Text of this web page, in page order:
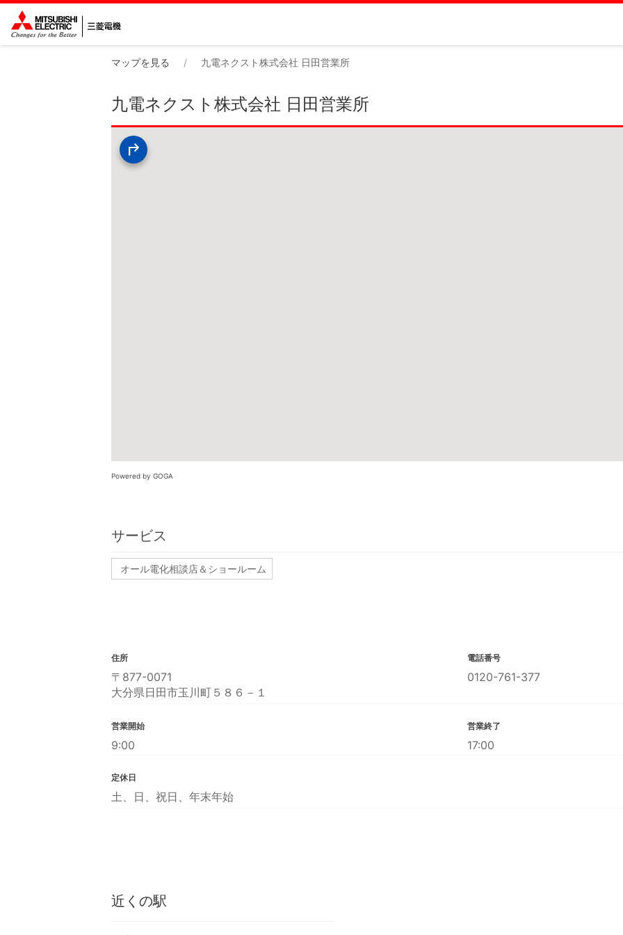
マップを見る 九電ネクスト株式会社 日田営業所
九電ネクスト株式会社 日田営業所
Powered by GOGA
サービス
オール電化相談店＆ショールーム
住所
〒877-0071
大分県日田市玉川町５８６－１
電話番号
0120-761-377
営業開始
9:00
営業終了
17:00
定休日
土、日、祝日、年末年始
近くの駅